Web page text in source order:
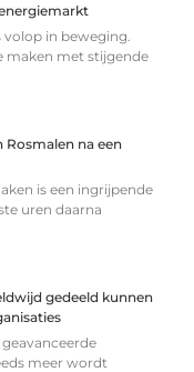
in beweging.
maken met stijgende
Rosmalen na een
is een ingrijpende
uren daarna
gedeeld kunnen
meer wordt